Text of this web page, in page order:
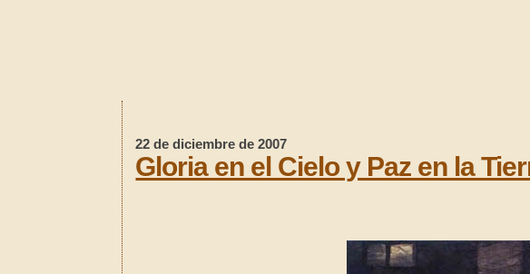
22 de diciembre de 2007
Gloria en el Cielo y Paz en la